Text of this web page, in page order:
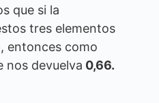
que si la
tres elementos
, entonces como
nos devuelva 0,66.